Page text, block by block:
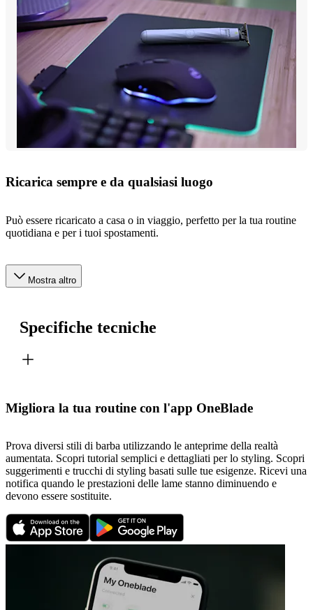
Ricarica sempre e da qualsiasi luogo
Può essere ricaricato a casa o in viaggio, perfetto per la tua routine
quotidiana e per i tuoi spostamenti.
Mostra altro
Specifiche tecniche
Migliora la tua routine con l'app OneBlade
Prova diversi stili di barba utilizzando le anteprime della realtà
aumentata. Scopri tutorial semplici e dettagliati per lo styling. Scopri
suggerimenti e trucchi di styling basati sulle tue esigenze. Ricevi una
notifica quando le prestazioni delle lame stanno diminuendo e
devono essere sostituite.